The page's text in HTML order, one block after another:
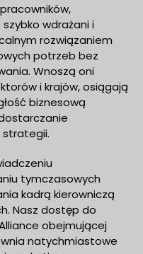
wdrażani i
rozwiązaniem
potrzeb bez
Wnoszą oni
i krajów, osiągają
biznesową
strategii.
tymczasowych
kadrą kierowniczą
Nasz dostęp do
obejmującej
natychmiastowe